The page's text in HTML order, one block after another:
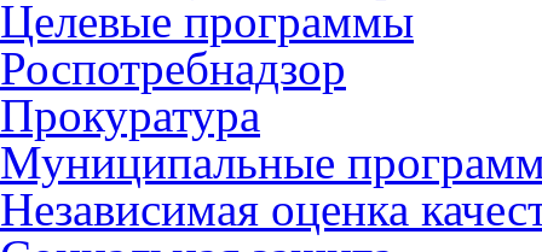
Целевые программы
Роспотребнадзор
Прокуратура
Муниципальные
Независимая оценка